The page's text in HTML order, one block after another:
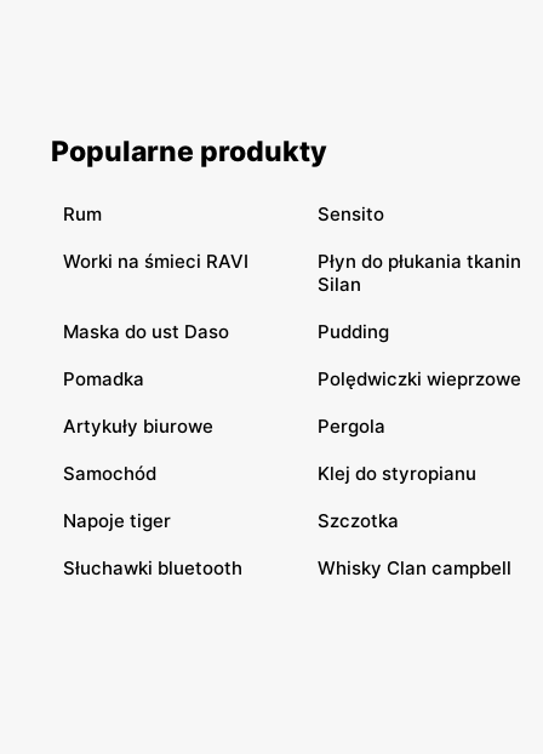
Popularne produkty
Rum Sensito
Worki na śmieci RAVI
Płyn do płukania tkanin
Silan
Maska do ust Daso Pudding
Pomadka Polędwiczki wieprzowe
Artykuły biurowe Pergola
Samochód Klej do styropianu
Napoje tiger Szczotka
Słuchawki bluetooth Whisky Clan campbell